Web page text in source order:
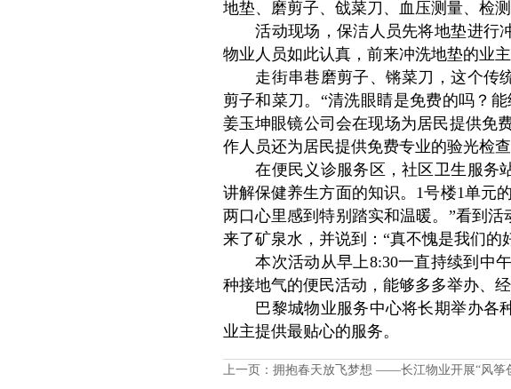
地垫、磨剪子、戗菜刀、血压测量、检
活动现场，保洁人员先将地垫进行冲
物业人员如此认真，前来冲洗地垫的业主
走街串巷磨剪子、锵菜刀，这个传统
剪子和菜刀。“清洗眼睛是免费的吗？
姜玉坤眼镜公司会在现场为居民提供免
作人员还为居民提供免费专业的验光检
在便民义诊服务区，社区卫生服务站
讲解保健养生方面的知识。1号楼1单元
两口心里感到特别踏实和温暖。”看到
来了矿泉水，并说到：“真不愧是我们的
本次活动从早上8:30一直持续到中午
种接地气的便民活动，能够多多举办、
巴黎城物业服务中心将长期举办各种
业主提供最贴心的服务。
上一页： 拥抱春天放飞梦想 ——长江物业开展“风筝